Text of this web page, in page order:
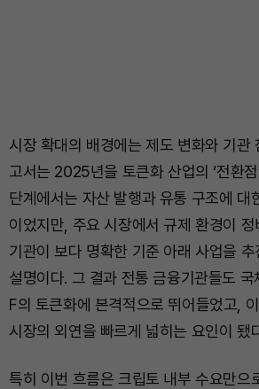
시장 확대의 배경에는 제도 변화와 기관
고서는 2025년을 토큰화 산업의 ‘전환점
단계에서는 자산 발행과 유통 구조에 대
이었지만, 주요 시장에서 규제 환경이
기관이 보다 명확한 기준 아래 사업을
설명이다. 그 결과 전통 금융기관들도
F의 토큰화에 본격적으로 뛰어들었고,
시장의 외연을 빠르게 넓히는 요인이 됐
특히 이번 흐름은 크립토 내부 수요만으